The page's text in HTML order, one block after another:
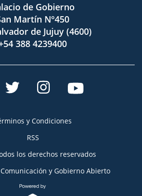
de Gobierno
Martín Nº450
de Jujuy (4600)
388 4239400
y Condiciones
RSS
los derechos reservados
y Gobierno Abierto